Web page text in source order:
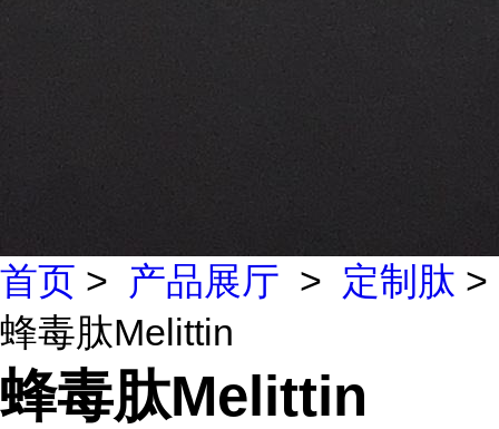
首页 > 产品展厅 > 定制肽 >
蜂毒肽Melittin
蜂毒肽Melittin